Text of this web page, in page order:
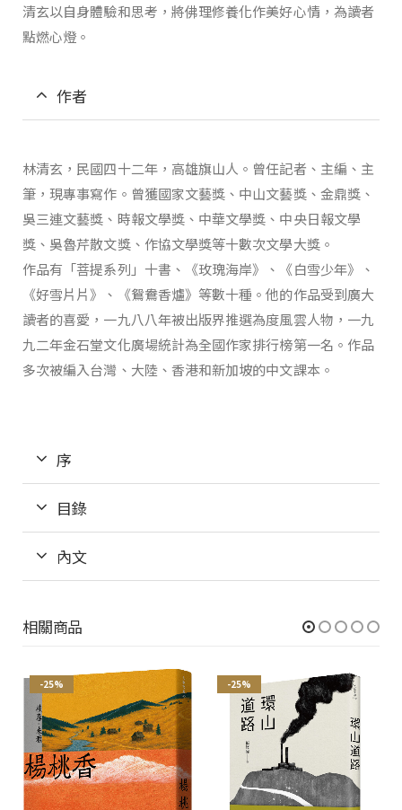
清玄以自身體驗和思考，將佛理修養化作美好心情，為讀者
點燃心燈。
作者
林清玄，民國四十二年，高雄旗山人。曾任記者、主編、主
筆，現專事寫作。曾獲國家文藝獎、中山文藝獎、金鼎獎、
吳三連文藝獎、時報文學獎、中華文學獎、中央日報文學
獎、吳魯芹散文獎、作協文學獎等十數次文學大獎。
作品有「菩提系列」十書、《玫瑰海岸》、《白雪少年》、
《好雪片片》、《鴛鴦香爐》等數十種。他的作品受到廣大
讀者的喜愛，一九八八年被出版界推選為度風雲人物，一九
九二年金石堂文化廣場統計為全國作家排行榜第一名。作品
多次被編入台灣、大陸、香港和新加坡的中文課本。
序
目錄
內文
相關商品
-25% -25%